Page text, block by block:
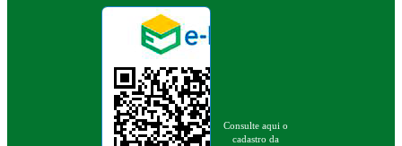
Consulte aqui o
cadastro da